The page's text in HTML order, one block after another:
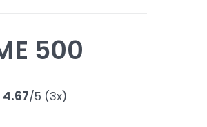
500
4.67/5 (3x)